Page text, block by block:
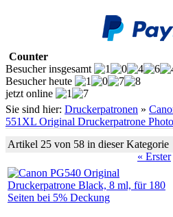
Counter
Besucher insgesamt
Besucher heute
jetzt online
Sie sind hier: Druckerpatronen »
551XL Original Druckerpatrone
Artikel 25 von 58 in dieser Kategorie
« Erster